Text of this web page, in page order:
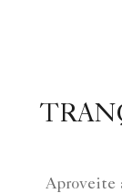
Aproveite